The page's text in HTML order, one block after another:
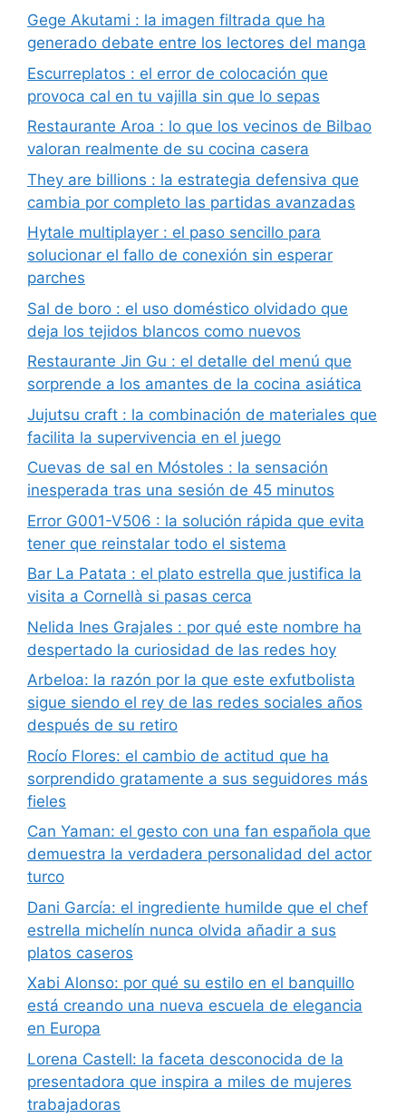
Gege Akutami : la imagen filtrada que ha
generado debate entre los lectores del manga
Escurreplatos : el error de colocación que
provoca cal en tu vajilla sin que lo sepas
Restaurante Aroa : lo que los vecinos de Bilbao
valoran realmente de su cocina casera
They are billions : la estrategia defensiva que
cambia por completo las partidas avanzadas
Hytale multiplayer : el paso sencillo para
solucionar el fallo de conexión sin esperar
parches
Sal de boro : el uso doméstico olvidado que
deja los tejidos blancos como nuevos
Restaurante Jin Gu : el detalle del menú que
sorprende a los amantes de la cocina asiática
Jujutsu craft : la combinación de materiales que
facilita la supervivencia en el juego
Cuevas de sal en Móstoles : la sensación
inesperada tras una sesión de 45 minutos
Error G001-V506 : la solución rápida que evita
tener que reinstalar todo el sistema
Bar La Patata : el plato estrella que justifica la
visita a Cornellà si pasas cerca
Nelida Ines Grajales : por qué este nombre ha
despertado la curiosidad de las redes hoy
Arbeloa: la razón por la que este exfutbolista
sigue siendo el rey de las redes sociales años
después de su retiro
Rocío Flores: el cambio de actitud que ha
sorprendido gratamente a sus seguidores más
fieles
Can Yaman: el gesto con una fan española que
demuestra la verdadera personalidad del actor
turco
Dani García: el ingrediente humilde que el chef
estrella michelín nunca olvida añadir a sus
platos caseros
Xabi Alonso: por qué su estilo en el banquillo
está creando una nueva escuela de elegancia
en Europa
Lorena Castell: la faceta desconocida de la
presentadora que inspira a miles de mujeres
trabajadoras